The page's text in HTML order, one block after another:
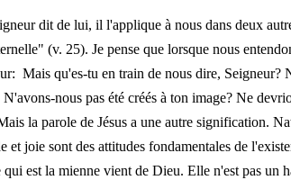
dit de lui, il l'applique à nous dans deux
(v. 25). Je pense que lorsque nous
Mais qu'es-tu en train de nous dire, Seigneur?
nous pas été créés à ton image? Ne
la parole de Jésus a une autre signification.
et joie sont des attitudes fondamentales de
est la mienne vient de Dieu. Elle n'est pas un